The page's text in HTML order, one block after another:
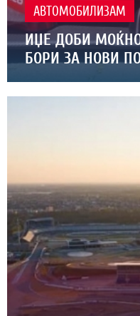
АВТОМОБИЛИЗАМ
ИЏЕ ДОБИ
БОРИ ЗА НОВИ